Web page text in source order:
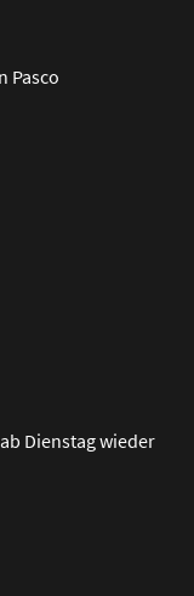
Pasco
Dienstag wieder